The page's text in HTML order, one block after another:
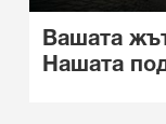
Вашата
Нашата